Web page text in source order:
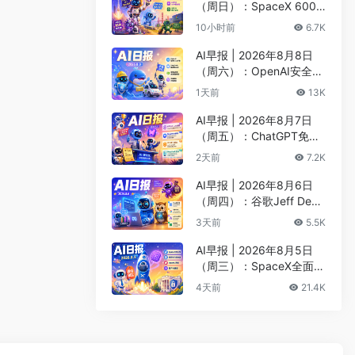
（周日）：SpaceX 600
亿美元收购Cursor最快下
遭突破
10小时前 6.7K
AI早报 | 2026年8月8日
（周六）：OpenAI安全评
估暂停Astra开发、DeepS
资
1天前 13K
AI早报 | 2026年8月7日
（周五）：ChatGPT免费
版升级GPT-5.6 Luna无限
萨比斯卸任CEO
2天前 7.2K
AI早报 | 2026年8月6日
（周四）：谷歌Jeff Dean
创办AI科学公司、Meta发
3天前 5.5K
AI早报 | 2026年8月5日
（周三）：SpaceX全面押
注英伟达布局太空AI、四
4天前 21.4K